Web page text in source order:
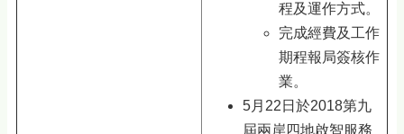
程及運作方式。
完成經費及工作
期程報局簽核作
業。
5月22日於2018第九
屆兩岸四地啟智服務